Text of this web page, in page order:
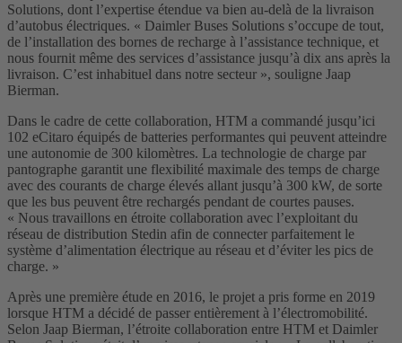
Solutions, dont l’expertise étendue va bien au-delà de la livraison
d’autobus électriques. « Daimler Buses Solutions s’occupe de tout,
de l’installation des bornes de recharge à l’assistance technique, et
nous fournit même des services d’assistance jusqu’à dix ans après la
livraison. C’est inhabituel dans notre secteur », souligne Jaap
Bierman.
Dans le cadre de cette collaboration, HTM a commandé jusqu’ici
102 eCitaro équipés de batteries performantes qui peuvent atteindre
une autonomie de 300 kilomètres. La technologie de charge par
pantographe garantit une flexibilité maximale des temps de charge
avec des courants de charge élevés allant jusqu’à 300 kW, de sorte
que les bus peuvent être rechargés pendant de courtes pauses.
« Nous travaillons en étroite collaboration avec l’exploitant du
réseau de distribution Stedin afin de connecter parfaitement le
système d’alimentation électrique au réseau et d’éviter les pics de
charge. »
Après une première étude en 2016, le projet a pris forme en 2019
lorsque HTM a décidé de passer entièrement à l’électromobilité.
Selon Jaap Bierman, l’étroite collaboration entre HTM et Daimler